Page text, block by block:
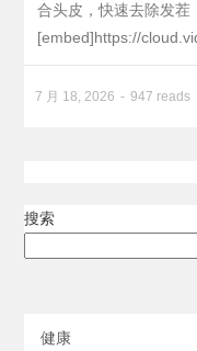
合头皮，快速去除发茬
[embed]https://
7 月 18, 2026 947 reads
搜索
健康